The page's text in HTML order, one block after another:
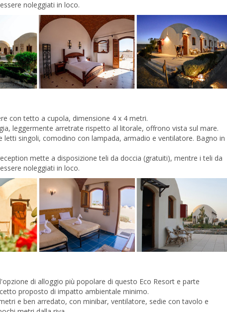
noleggiati in loco.
con tetto a cupola, dimensione 4 x 4 metri.
leggermente arretrate rispetto al litorale, offrono vista sul mare.
letti singoli, comodino con lampada, armadio e ventilatore. Bagno in
mette a disposizione teli da doccia (gratuiti), mentre i teli da
noleggiati in loco.
di alloggio più popolare di questo Eco Resort e parte
proposto di impatto ambientale minimo.
e ben arredato, con minibar, ventilatore, sedie con tavolo e